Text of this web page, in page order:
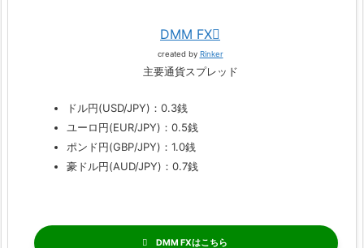
DMM FX
created by Rinker
主要通貨スプレッド
ドル円(USD/JPY)：0.3銭
ユーロ円(EUR/JPY)：0.5銭
ポンド円(GBP/JPY)：1.0銭
豪ドル円(AUD/JPY)：0.7銭
DMM FX